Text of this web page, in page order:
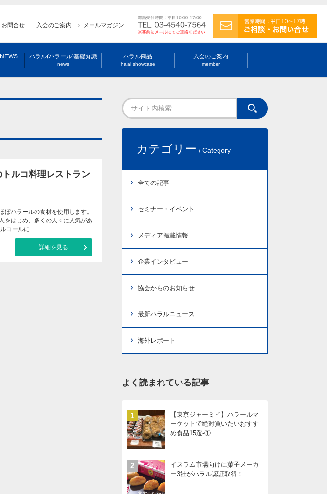
お問合せ 入会のご案内 メールマガジン
ハラル(ハラール)基礎知識
news
ハラル商品
halal showcase
入会のご案内
member
ルコ料理レストラン
ぼハラールの食材を使用します。
をはじめ、多くの人々に人気があ
コールに…
詳細を見る
カテゴリー / Category
全ての記事
セミナー・イベント
メディア掲載情報
企業インタビュー
協会からのお知らせ
最新ハラルニュース
海外レポート
よく読まれている記事
1
【東京ジャーミイ】ハラールマ
ーケットで絶対買いたいおすす
め食品15選-①
2
イスラム市場向けに菓子メーカ
ー3社がハラル認証取得！